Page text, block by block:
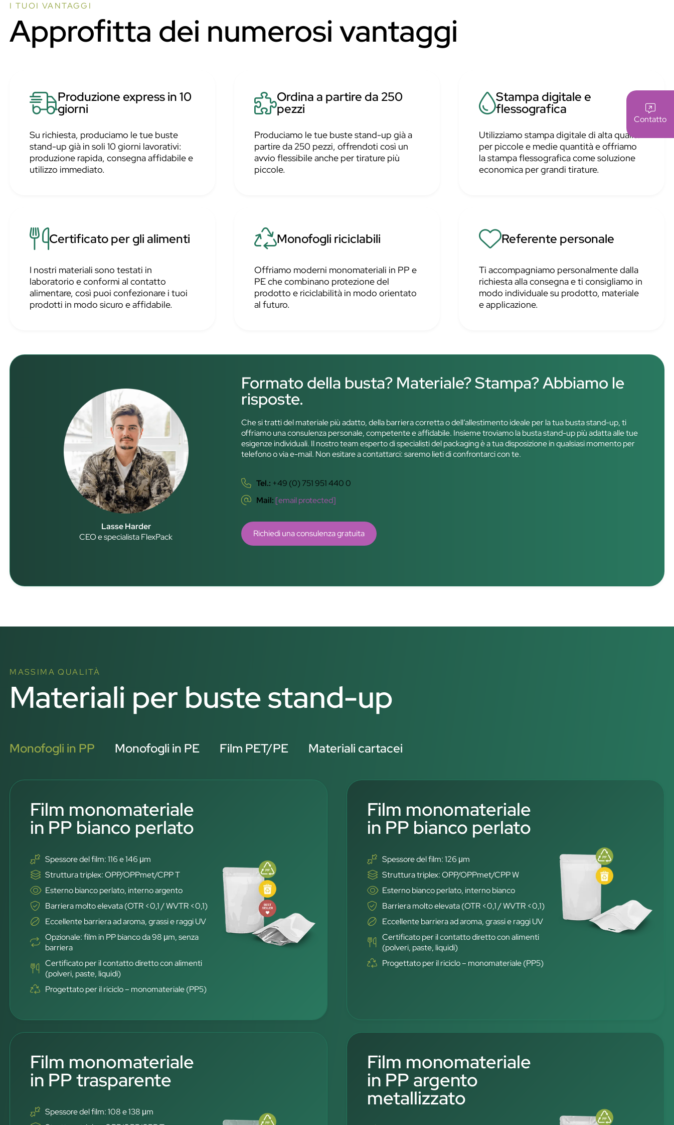
Contatto
I TUOI VANTAGGI
Approfitta dei numerosi vantaggi
Produzione express in 10
giorni
Su richiesta, produciamo le tue buste
stand-up già in soli 10 giorni lavorativi:
produzione rapida, consegna affidabile e
utilizzo immediato.
Ordina a partire da 250
pezzi
Produciamo le tue buste stand-up già a
partire da 250 pezzi, offrendoti così un
avvio flessibile anche per tirature più
piccole.
Stampa digitale e
flessografica
Utilizziamo stampa digitale di alta qualità
per piccole e medie quantità e offriamo
la stampa flessografica come soluzione
economica per grandi tirature.
Certificato per gli alimenti
I nostri materiali sono testati in
laboratorio e conformi al contatto
alimentare, così puoi confezionare i tuoi
prodotti in modo sicuro e affidabile.
Monofogli riciclabili
Offriamo moderni monomateriali in PP e
PE che combinano protezione del
prodotto e riciclabilità in modo orientato
al futuro.
Referente personale
Ti accompagniamo personalmente dalla
richiesta alla consegna e ti consigliamo in
modo individuale su prodotto, materiale
e applicazione.
Lasse Harder
CEO e specialista FlexPack
Formato della busta? Materiale? Stampa? Abbiamo le
risposte.
Che si tratti del materiale più adatto, della barriera corretta o dell’allestimento ideale per la tua busta stand-up, ti
offriamo una consulenza personale, competente e affidabile. Insieme troviamo la busta stand-up più adatta alle tue
esigenze individuali. Il nostro team esperto di specialisti del packaging è a tua disposizione in qualsiasi momento per
telefono o via e-mail. Non esitare a contattarci: saremo lieti di confrontarci con te.
Tel.: +49 (0) 751 951 440 0
Mail: [email protected]
Richiedi una consulenza gratuita
MASSIMA QUALITÀ
Materiali per buste stand-up
Monofogli in PP Monofogli in PE Film PET/PE Materiali cartacei
Film monomateriale
in PP bianco perlato
Spessore del film: 116 e 146 μm
Struttura triplex: OPP/OPPmet/CPP T
Esterno bianco perlato, interno argento
Barriera molto elevata (OTR <0,1 / WVTR <0,1)
Eccellente barriera ad aroma, grassi e raggi UV
Opzionale: film in PP bianco da 98 μm, senza
barriera
Certificato per il contatto diretto con alimenti
(polveri, paste, liquidi)
Progettato per il riciclo – monomateriale (PP5)
Film monomateriale
in PP bianco perlato
Spessore del film: 126 μm
Struttura triplex: OPP/OPPmet/CPP W
Esterno bianco perlato, interno bianco
Barriera molto elevata (OTR <0,1 / WVTR <0,1)
Eccellente barriera ad aroma, grassi e raggi UV
Certificato per il contatto diretto con alimenti
(polveri, paste, liquidi)
Progettato per il riciclo – monomateriale (PP5)
Film monomateriale
in PP trasparente
Spessore del film: 108 e 138 μm
Film monomateriale
in PP argento
metallizzato